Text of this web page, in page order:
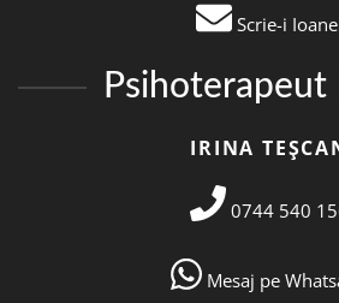
Scrie-i
Psihoterapeut
IRINA
0744 540
Mesaj pe